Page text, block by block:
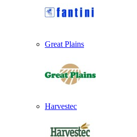
Great Plains
Harvestec